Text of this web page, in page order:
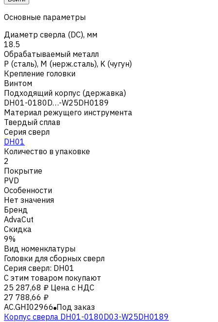
Основные параметры
Диаметр сверла (DC), мм
18.5
Обрабатываемый металл
Р (сталь), M (нерж.сталь), K (чугун)
Крепление головки
Винтом
Подходящий корпус (державка)
DH01-0180D…-W25DH0189
Материал режущего инструмента
Твердый сплав
Серия сверл
DH01
Количество в упаковке
2
Покрытие
PVD
Особенности
Нет значения
Бренд
AdvaCut
Скидка
9%
Вид номенклатуры
Головки для сборных сверл
Серия сверл: DH01
С этим товаром покупают
25 287,68 ₽ Цена с НДС
27 788,66 ₽
AC.GHI02966 Под заказ
Корпус сверла DH01-0180D03-W25DH0189